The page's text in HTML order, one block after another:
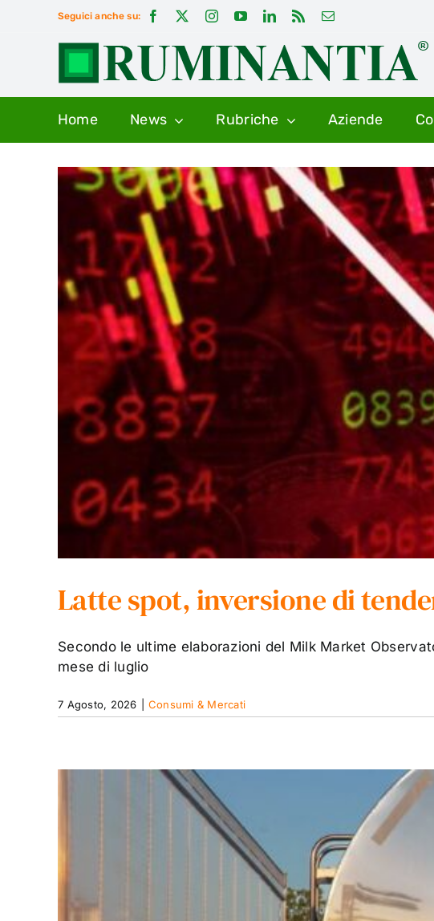
contenuto
Seguici anche su:
Home News Rubriche Aziende
Latte spot, inversione di
Secondo le ultime elaborazioni del Milk Market
mese di luglio
7 Agosto, 2026 Consumi & Mercati